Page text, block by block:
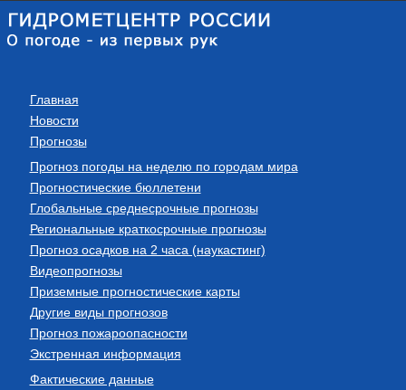
Главная
Новости
Прогнозы
Прогноз погоды на неделю по городам мира
Прогностические бюллетени
Глобальные среднесрочные прогнозы
Региональные краткосрочные прогнозы
Прогноз осадков на 2 часа (наукастинг)
Видеопрогнозы
Приземные прогностические карты
Другие виды прогнозов
Прогноз пожароопасности
Экстренная информация
Фактические данные